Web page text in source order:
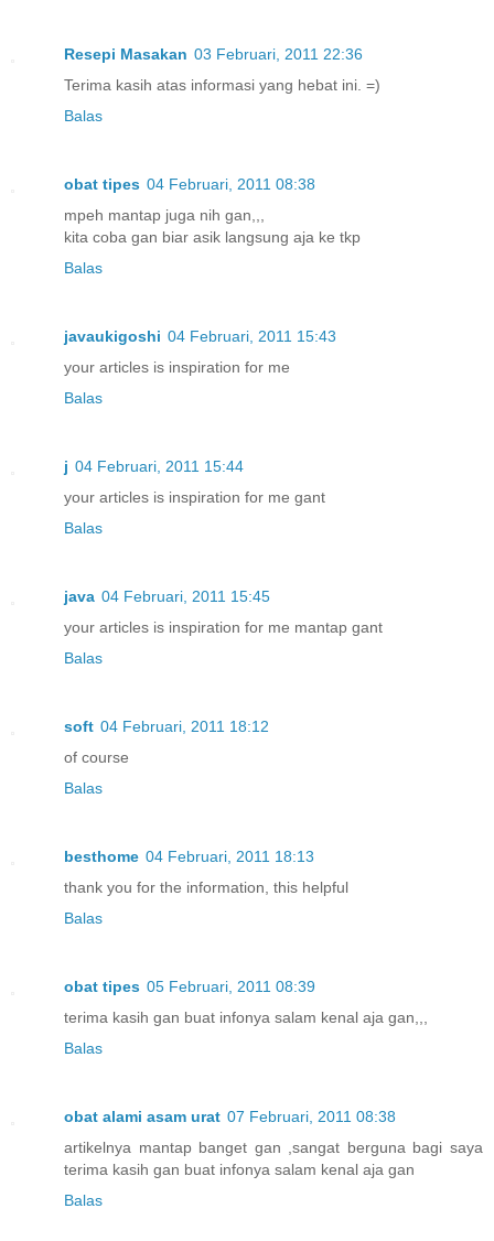
Resepi Masakan 03 Februari, 2011 22:36
Terima kasih atas informasi yang hebat ini. =)
Balas
obat tipes 04 Februari, 2011 08:38
mpeh mantap juga nih gan,,,
kita coba gan biar asik langsung aja ke tkp
Balas
javaukigoshi 04 Februari, 2011 15:43
your articles is inspiration for me
Balas
j 04 Februari, 2011 15:44
your articles is inspiration for me gant
Balas
java 04 Februari, 2011 15:45
your articles is inspiration for me mantap gant
Balas
soft 04 Februari, 2011 18:12
of course
Balas
besthome 04 Februari, 2011 18:13
thank you for the information, this helpful
Balas
obat tipes 05 Februari, 2011 08:39
terima kasih gan buat infonya salam kenal aja gan,,,
Balas
obat alami asam urat 07 Februari, 2011 08:38
artikelnya mantap banget gan ,sangat berguna bagi saya
terima kasih gan buat infonya salam kenal aja gan
Balas